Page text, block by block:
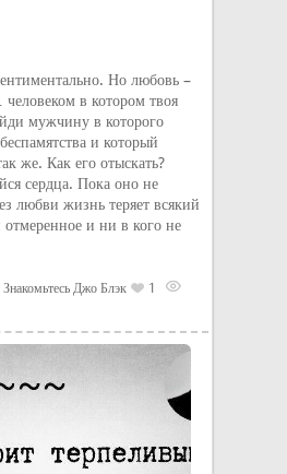
Но любовь –
в котором твоя
мужчину в которого
и который
же. Как его отыскать?
сердца. Пока оно не
любви жизнь теряет всякий
и ни в кого не
Знакомьтесь Джо Блэк
1